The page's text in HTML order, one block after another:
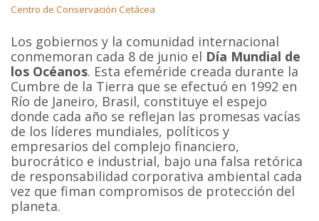
Centro de Conservación Cetácea
Los gobiernos y la comunidad internacional
conmemoran cada 8 de junio el Día Mundial de
los Océanos. Esta efeméride creada durante la
Cumbre de la Tierra que se efectuó en 1992 en
Río de Janeiro, Brasil, constituye el espejo
donde cada año se reflejan las promesas vacías
de los líderes mundiales, políticos y
empresarios del complejo financiero,
burocrático e industrial, bajo una falsa retórica
de responsabilidad corporativa ambiental cada
vez que fiman compromisos de protección del
planeta.